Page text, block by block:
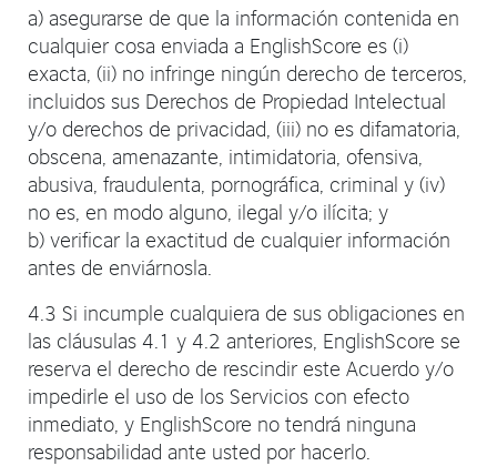
a) asegurarse de que la información contenida en
cualquier cosa enviada a EnglishScore es (i)
exacta, (ii) no infringe ningún derecho de terceros,
incluidos sus Derechos de Propiedad Intelectual
y/o derechos de privacidad, (iii) no es difamatoria,
obscena, amenazante, intimidatoria, ofensiva,
abusiva, fraudulenta, pornográfica, criminal y (iv)
no es, en modo alguno, ilegal y/o ilícita; y
b) verificar la exactitud de cualquier información
antes de enviárnosla.
4.3 Si incumple cualquiera de sus obligaciones en
las cláusulas 4.1 y 4.2 anteriores, EnglishScore se
reserva el derecho de rescindir este Acuerdo y/o
impedirle el uso de los Servicios con efecto
inmediato, y EnglishScore no tendrá ninguna
responsabilidad ante usted por hacerlo.